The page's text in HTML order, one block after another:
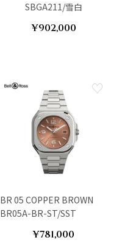
SBGA211/雪白
¥902,000
BR 05 COPPER BROWN
BR05A-BR-ST/SST
¥781,000